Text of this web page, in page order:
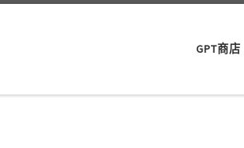
GPT商店